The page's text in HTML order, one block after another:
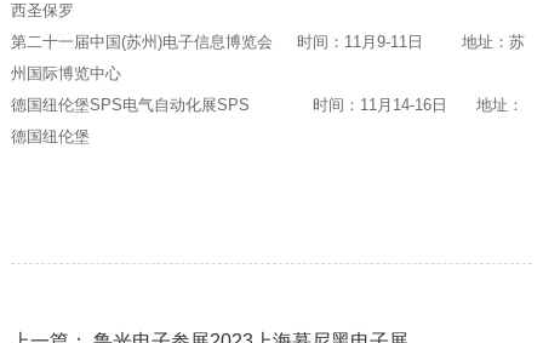
西圣保罗
第二十一届中国(苏州)电子信息博览会 时间：11月9-11日 地址：苏
州国际博览中心
德国纽伦堡SPS电气自动化展SPS 时间：11月14-16日 地址：
德国纽伦堡